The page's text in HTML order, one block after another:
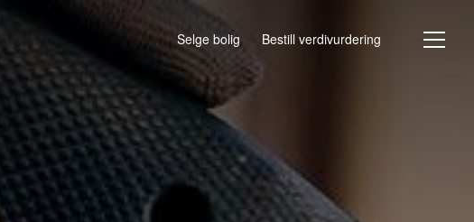
Selge bolig Bestill verdivurdering